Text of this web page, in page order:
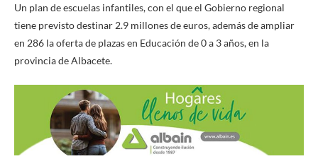
Un plan de escuelas infantiles, con el que el Gobierno regional
tiene previsto destinar 2.9 millones de euros, además de ampliar
en 286 la oferta de plazas en Educación de 0 a 3 años, en la
provincia de Albacete.